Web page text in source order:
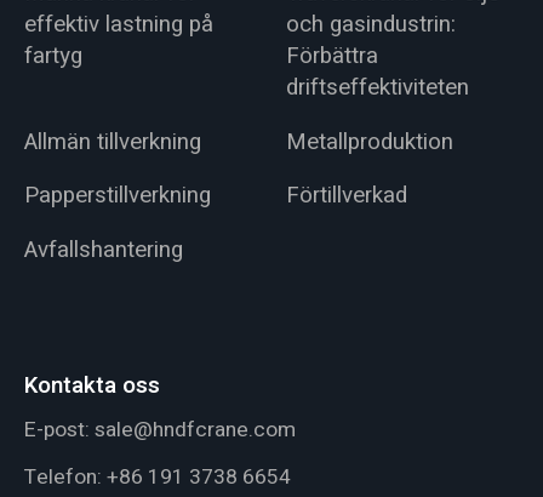
effektiv lastning på
fartyg
och gasindustrin:
Förbättra
driftseffektiviteten
Allmän tillverkning
Metallproduktion
Papperstillverkning
Förtillverkad
Avfallshantering
Kontakta oss
E-post: sale@hndfcrane.com
Telefon: +86 191 3738 6654